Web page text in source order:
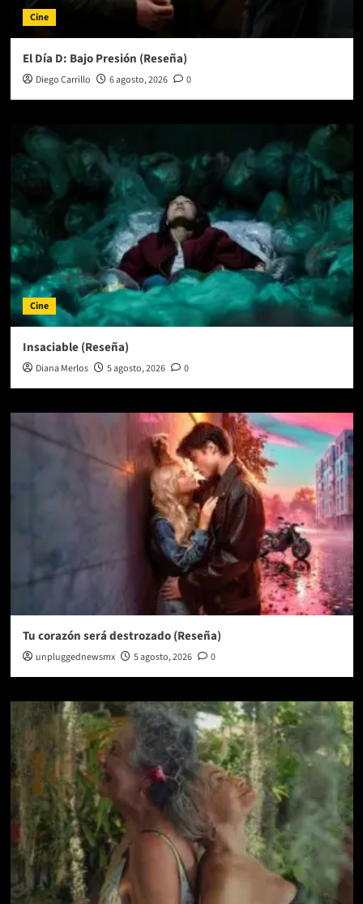
Cine
El Día D: Bajo Presión (Reseña)
Diego Carrillo 6 agosto, 2026 0
Cine
Insaciable (Reseña)
Diana Merlos 5 agosto, 2026 0
Tu corazón será destrozado (Reseña)
unpluggednewsmx 5 agosto, 2026 0